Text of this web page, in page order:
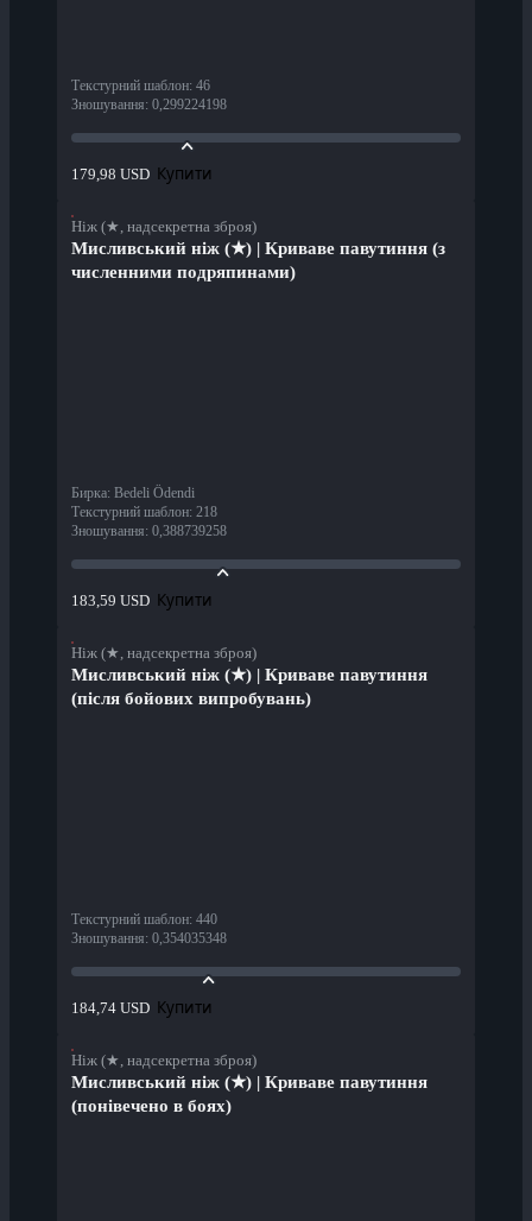
Текстурний шаблон: 46
Зношування: 0,299224198
179,98 USD Купити
Ніж (★, надсекретна зброя)
Мисливський ніж (★) | Криваве павутиння (з
численними подряпинами)
Бирка: Bedeli Ödendi
Текстурний шаблон: 218
Зношування: 0,388739258
183,59 USD Купити
Ніж (★, надсекретна зброя)
Мисливський ніж (★) | Криваве павутиння
(після бойових випробувань)
Текстурний шаблон: 440
Зношування: 0,354035348
184,74 USD Купити
Ніж (★, надсекретна зброя)
Мисливський ніж (★) | Криваве павутиння
(понівечено в боях)